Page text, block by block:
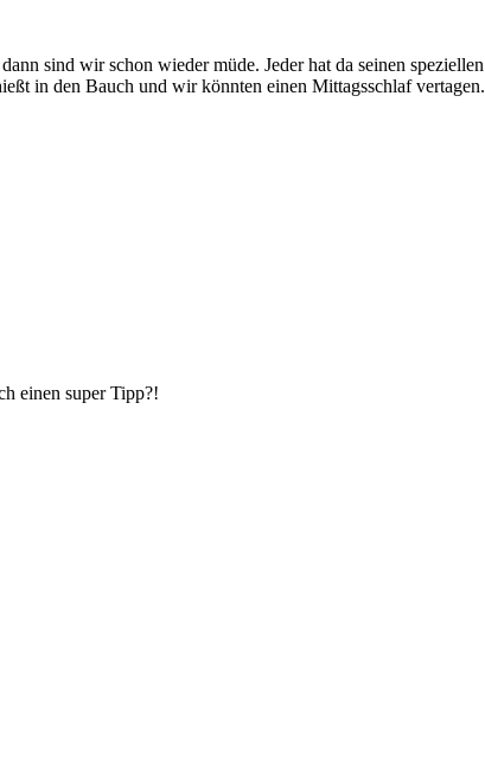
sind wir schon wieder müde. Jeder hat da seinen speziellen
in den Bauch und wir könnten einen Mittagsschlaf vertagen.
einen super Tipp?!